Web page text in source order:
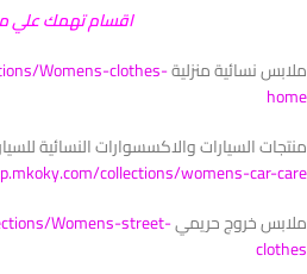
اقسام تهمك علي
ملابس نسائية منزليةWomens-clothes-
home
منتجات السيارات والاكسسوارات النسائية
collections/womens-car-care
ملابس خروج حريميWomens-street-
clothes